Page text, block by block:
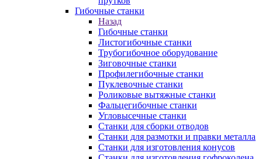
Гибочные станки
Назад
Гибочные станки
Листогибочные станки
Трубогибочное оборудование
Зиговочные станки
Профилегибочные станки
Пуклевочные станки
Роликовые вытяжные станки
Фальцегибочные станки
Угловысечные станки
Станки для сборки отводов
Станки для размотки и правки металла
Станки для изготовления конусов